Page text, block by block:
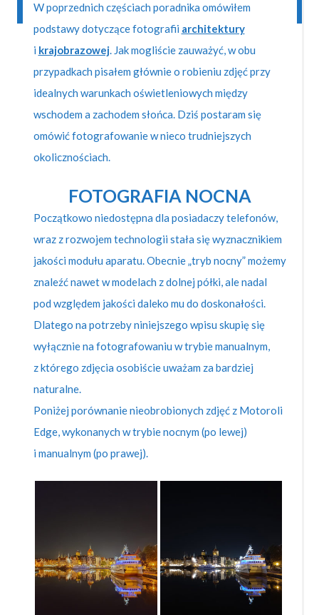
W poprzednich częściach poradnika omówiłem
podstawy dotyczące fotografii architektury
i krajobrazowej. Jak mogliście zauważyć, w obu
przypadkach pisałem głównie o robieniu zdjęć przy
idealnych warunkach oświetleniowych między
wschodem a zachodem słońca. Dziś postaram się
omówić fotografowanie w nieco trudniejszych
okolicznościach.
FOTOGRAFIA NOCNA
Początkowo niedostępna dla posiadaczy telefonów,
wraz z rozwojem technologii stała się wyznacznikiem
jakości modułu aparatu. Obecnie „tryb nocny” możemy
znaleźć nawet w modelach z dolnej półki, ale nadal
pod względem jakości daleko mu do doskonałości.
Dlatego na potrzeby niniejszego wpisu skupię się
wyłącznie na fotografowaniu w trybie manualnym,
z którego zdjęcia osobiście uważam za bardziej
naturalne.
Poniżej porównanie nieobrobionych zdjęć z Motoroli
Edge, wykonanych w trybie nocnym (po lewej)
i manualnym (po prawej).